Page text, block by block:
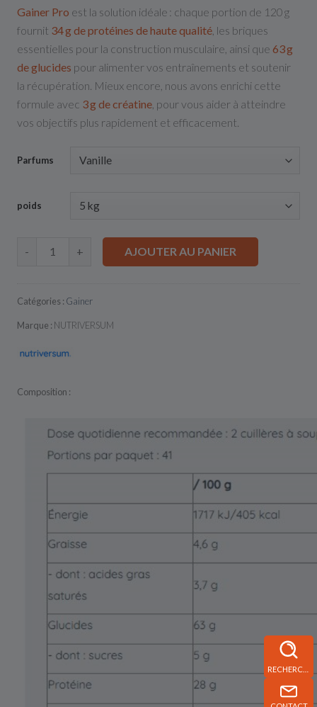
Gainer Pro est la solution idéale : chaque portion de 120 g
fournit 34 g de protéines de haute qualité , les briques
essentielles pour la construction musculaire, ainsi que 63 g
de glucides pour alimenter vos entraînements et soutenir
la récupération. Mieux encore, nous avons enrichi cette
formule avec 3 g de créatine , pour vous aider à atteindre
vos objectifs plus rapidement et efficacement.
Parfums
poids
- + AJOUTER AU PANIER
Catégories : Gainer
Marque : NUTRIVERSUM
Composition :